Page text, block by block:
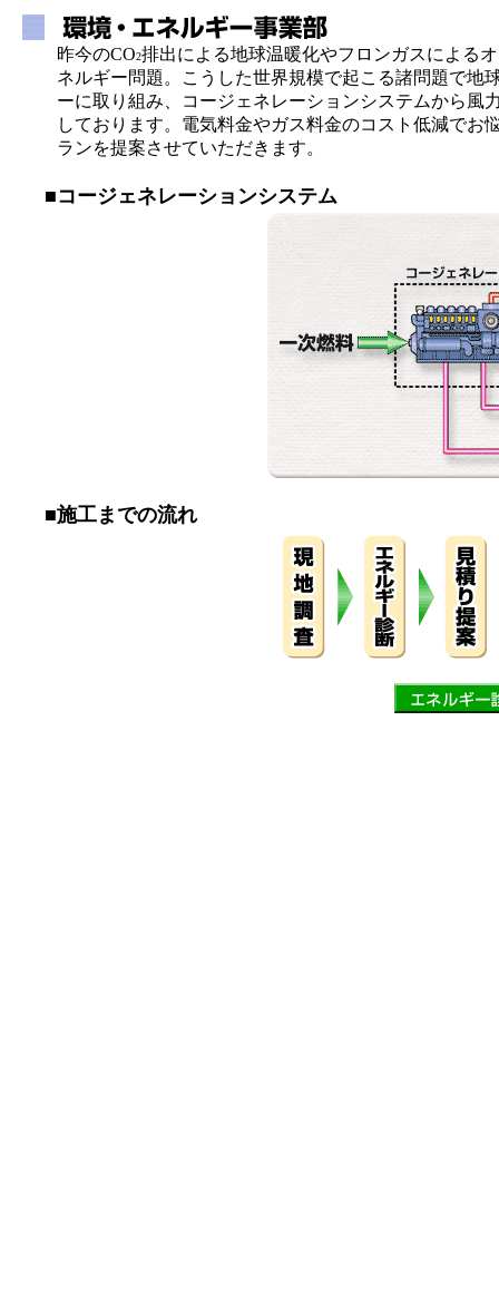
昨今のCO2排出による地球温暖化やフロンガスによる
ネルギー問題。こうした世界規模で起こる諸問題で地
ーに取り組み、コージェネレーションシステムから風
しております。電気料金やガス料金のコスト低減で
ランを提案させていただきます。
■コージェネレーションシステム
■施工までの流れ